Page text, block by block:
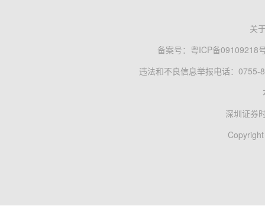
关
备案号： 粤ICP备09109218
违法和不良信息举报电话：0755-
深圳证券